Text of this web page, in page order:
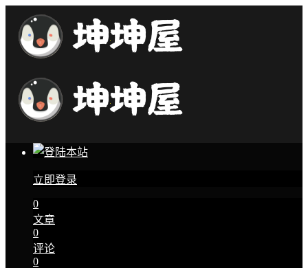
立即登录
0
文章
0
评论
0